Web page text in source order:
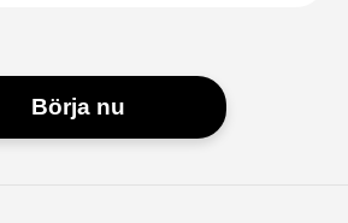
Börja nu